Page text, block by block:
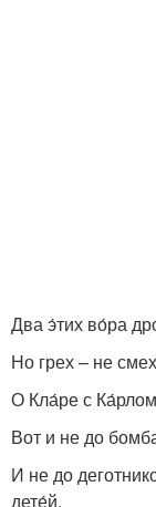
Два э́тих во́ра
Но грех – не
О Кла́ре с
Вот и не до
И не до
дете́й.